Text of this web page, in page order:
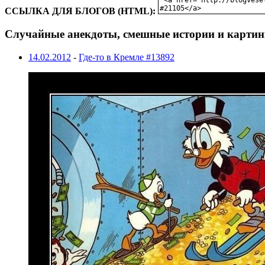
ССЫЛКА ДЛЯ БЛОГОВ (HTML):
Случайные анекдоты, смешные истории и
14.02.2012 - Где-то в Кремле #13892